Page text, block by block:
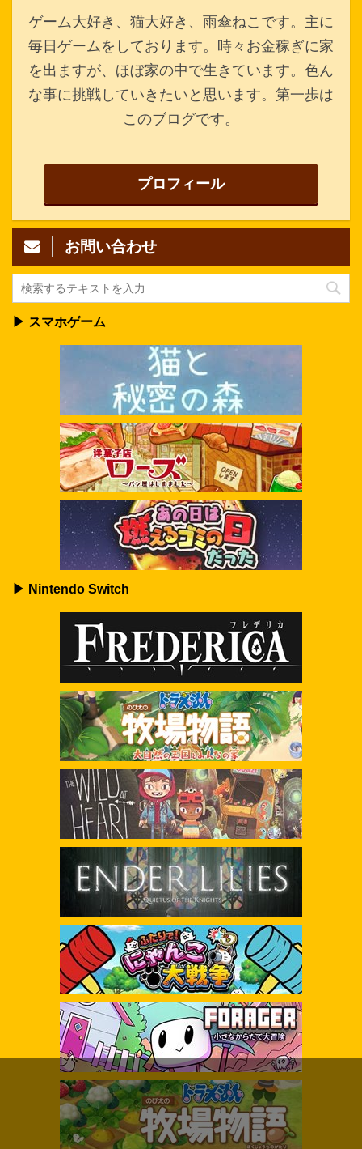
ゲーム大好き、猫大好き、雨傘ねこです。主に
毎日ゲームをしております。時々お金稼ぎに家
を出ますが、ほぼ家の中で生きています。色ん
な事に挑戦していきたいと思います。第一歩は
このブログです。
プロフィール
お問い合わせ
▶ スマホゲーム
▶ Nintendo Switch